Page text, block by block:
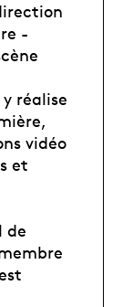
-
réalise
vidéo
et
de